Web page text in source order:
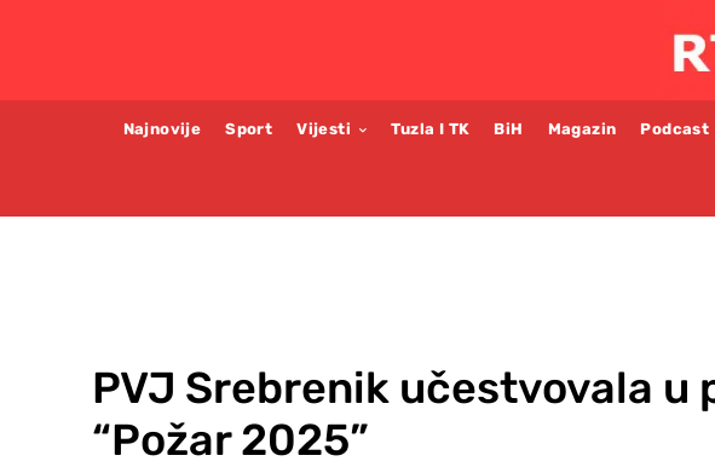
Najnovije Sport Vijesti Tuzla I TK BiH Magazin Podcast
PVJ Srebrenik učestvovala u
“Požar 2025”